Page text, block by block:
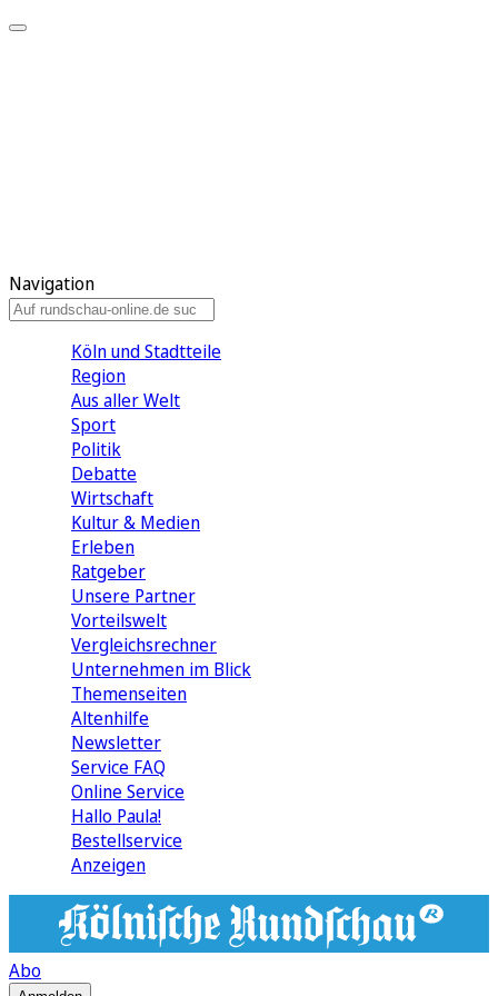
Navigation
Köln und Stadtteile
Region
Aus aller Welt
Sport
Politik
Debatte
Wirtschaft
Kultur & Medien
Erleben
Ratgeber
Unsere Partner
Vorteilswelt
Vergleichsrechner
Unternehmen im Blick
Themenseiten
Altenhilfe
Newsletter
Service FAQ
Online Service
Hallo Paula!
Bestellservice
Anzeigen
Abo